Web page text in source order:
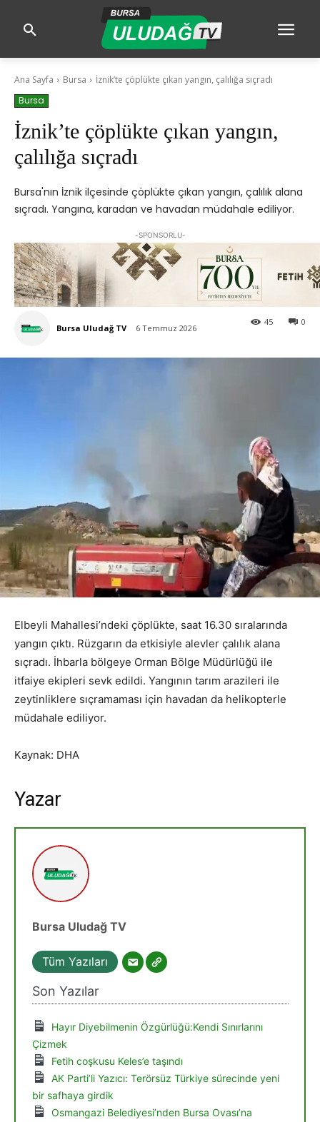
Ana Sayfa Bursa
İznik’te çöplükte çıkan yangın, çalılığa sıçradı
Bursa
İznik’te çöplükte çıkan yangın,
çalılığa sıçradı
Bursa'nın İznik ilçesinde çöplükte çıkan yangın, çalılık alana
sıçradı. Yangına, karadan ve havadan müdahale ediliyor.
-SPONSORLU-
Bursa Uludağ TV 6 Temmuz 2026
0
45
Elbeyli Mahallesi’ndeki çöplükte, saat 16.30 sıralarında
yangın çıktı. Rüzgarın da etkisiyle alevler çalılık alana
sıçradı. İhbarla bölgeye Orman Bölge Müdürlüğü ile
itfaiye ekipleri sevk edildi. Yangının tarım arazileri ile
zeytinliklere sıçramaması için havadan da helikopterle
müdahale ediliyor.
Kaynak: DHA
Yazar
Bursa Uludağ TV
Tüm Yazıları
Son Yazılar
Hayır Diyebilmenin Özgürlüğü:Kendi Sınırlarını
Çizmek
Fetih coşkusu Keles’e taşındı
AK Parti’li Yazıcı: Terörsüz Türkiye sürecinde yeni
bir safhaya girdik
Osmangazi Belediyesi’nden Bursa Ovası’na